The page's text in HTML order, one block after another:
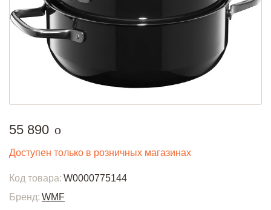
55 890 руб.
o
Доступен только в розничных магазинах
Код товара: W0000775144
Бренд: WMF